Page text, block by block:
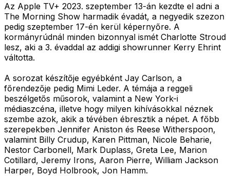
Az Apple TV+ 2023. szeptember 13-án kezdte el adni a
The Morning Show harmadik évadát, a negyedik szezon
pedig szeptember 17-én kerül képernyőre. A
kormányrúdnál minden bizonnyal ismét Charlotte Stroud
lesz, aki a 3. évaddal az addigi showrunner Kerry Ehrint
váltotta.
A sorozat készítője egyébként Jay Carlson, a
főrendezője pedig Mimi Leder. A témája a reggeli
beszélgetős műsorok, valamint a New York-i
médiaszcéna, illetve hogy milyen kihívásokkal néznek
szembe azok, akik a tévében ébresztik a népet. A főbb
szerepekben Jennifer Aniston és Reese Witherspoon,
valamint Billy Crudup, Karen Pittman, Nicole Beharie,
Nestor Carbonell, Mark Duplass, Greta Lee, Marion
Cotillard, Jeremy Irons, Aaron Pierre, William Jackson
Harper, Boyd Holbrook, Jon Hamm.